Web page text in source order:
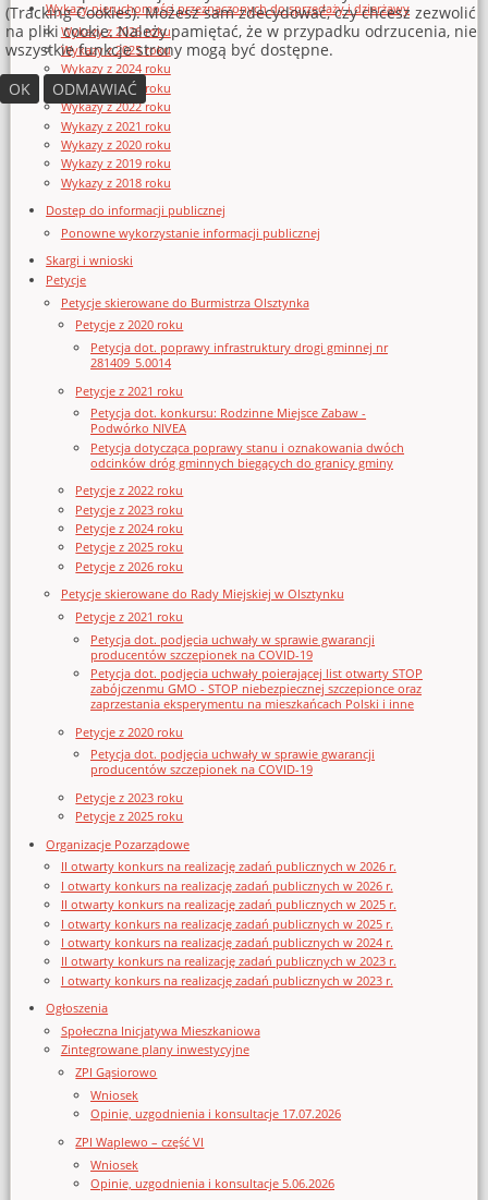
Wykazy nieruchomości przeznaczonych do sprzedaży i dzierżawy
Wykazy z 2026 roku
Wykazy z 2025 roku
Wykazy z 2024 roku
Wykazy z 2023 roku
Wykazy z 2022 roku
Wykazy z 2021 roku
Wykazy z 2020 roku
Wykazy z 2019 roku
Wykazy z 2018 roku
Dostęp do informacji publicznej
Ponowne wykorzystanie informacji publicznej
Skargi i wnioski
Petycje
Petycje skierowane do Burmistrza Olsztynka
Petycje z 2020 roku
Petycja dot. poprawy infrastruktury drogi gminnej nr
281409_5.0014
Petycje z 2021 roku
Petycja dot. konkursu: Rodzinne Miejsce Zabaw -
Podwórko NIVEA
Petycja dotycząca poprawy stanu i oznakowania dwóch
odcinków dróg gminnych biegących do granicy gminy
Petycje z 2022 roku
Petycje z 2023 roku
Petycje z 2024 roku
Petycje z 2025 roku
Petycje z 2026 roku
Petycje skierowane do Rady Miejskiej w Olsztynku
Petycje z 2021 roku
Petycja dot. podjęcia uchwały w sprawie gwarancji
producentów szczepionek na COVID-19
Petycja dot. podjęcia uchwały poierającej list otwarty STOP
zabójczenmu GMO - STOP niebezpiecznej szczepionce oraz
zaprzestania eksperymentu na mieszkańcach Polski i inne
Petycje z 2020 roku
Petycja dot. podjęcia uchwały w sprawie gwarancji
producentów szczepionek na COVID-19
Petycje z 2023 roku
Petycje z 2025 roku
Organizacje Pozarządowe
II otwarty konkurs na realizację zadań publicznych w 2026 r.
I otwarty konkurs na realizację zadań publicznych w 2026 r.
II otwarty konkurs na realizację zadań publicznych w 2025 r.
I otwarty konkurs na realizację zadań publicznych w 2025 r.
I otwarty konkurs na realizację zadań publicznych w 2024 r.
II otwarty konkurs na realizację zadań publicznych w 2023 r.
I otwarty konkurs na realizację zadań publicznych w 2023 r.
Ogłoszenia
Społeczna Inicjatywa Mieszkaniowa
Zintegrowane plany inwestycyjne
ZPI Gąsiorowo
Wniosek
Opinie, uzgodnienia i konsultacje 17.07.2026
ZPI Waplewo – część VI
Wniosek
Opinie, uzgodnienia i konsultacje 5.06.2026
(Tracking Cookies). Możesz sam zdecydować, czy chcesz zezwolić
na pliki cookie. Należy pamiętać, że w przypadku odrzucenia, nie
wszystkie funkcje strony mogą być dostępne.
OK
ODMAWIAĆ